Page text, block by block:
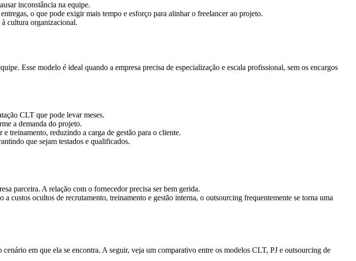
inconstância na equipe.
o que pode exigir mais tempo e esforço para alinhar o freelancer ao projeto.
cultura organizacional.
Esse modelo é ideal quando a empresa precisa de especialização e escala profissional, sem os encargos
CLT que pode levar meses.
a demanda do projeto.
treinamento, reduzindo a carga de gestão para o cliente.
que sejam testados e qualificados.
parceira. A relação com o fornecedor precisa ser bem gerida.
custos ocultos de recrutamento, treinamento e gestão interna, o outsourcing frequentemente se torna uma
em que ela se encontra. A seguir, veja um comparativo entre os modelos CLT, PJ e outsourcing de